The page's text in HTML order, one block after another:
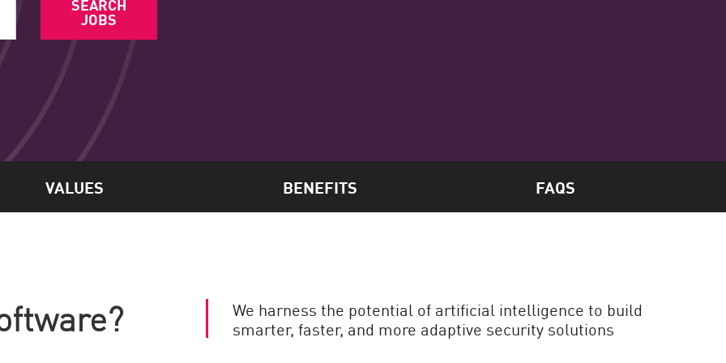
JOBS
VALUES BENEFITS FAQS
We harness the potential of artificial intelligence to build
smarter, faster, and more adaptive security solutions